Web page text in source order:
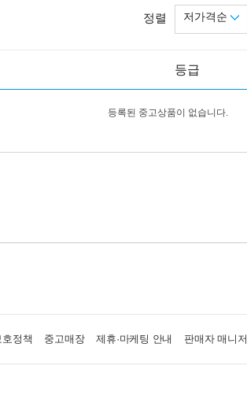
정렬 저가격순
등급
등록된 중고상품이 없습니다.
정책 중고매장 제휴·마케팅 안내 판매자 매니저